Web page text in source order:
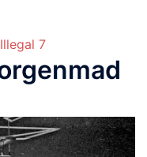
Illegal 7